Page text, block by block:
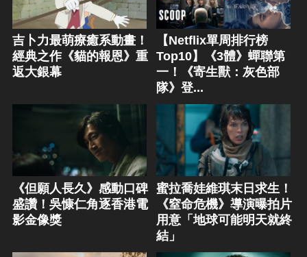
吉卜力最萌療癒系動畫！
經典之作《貓的報恩》重
返大銀幕
【Netflix單周排行榜
Top10】《3體》蟬聯第
一！《寄生獸：灰色部
隊》登...
《但願人長久》感動口碑
盛讚！吳慷仁角逐香港電
影金像獎
蜜拉喬娃維琪末日求生！
《窒命危機》導演曝拍片
用意「地球可能明天就終
結」